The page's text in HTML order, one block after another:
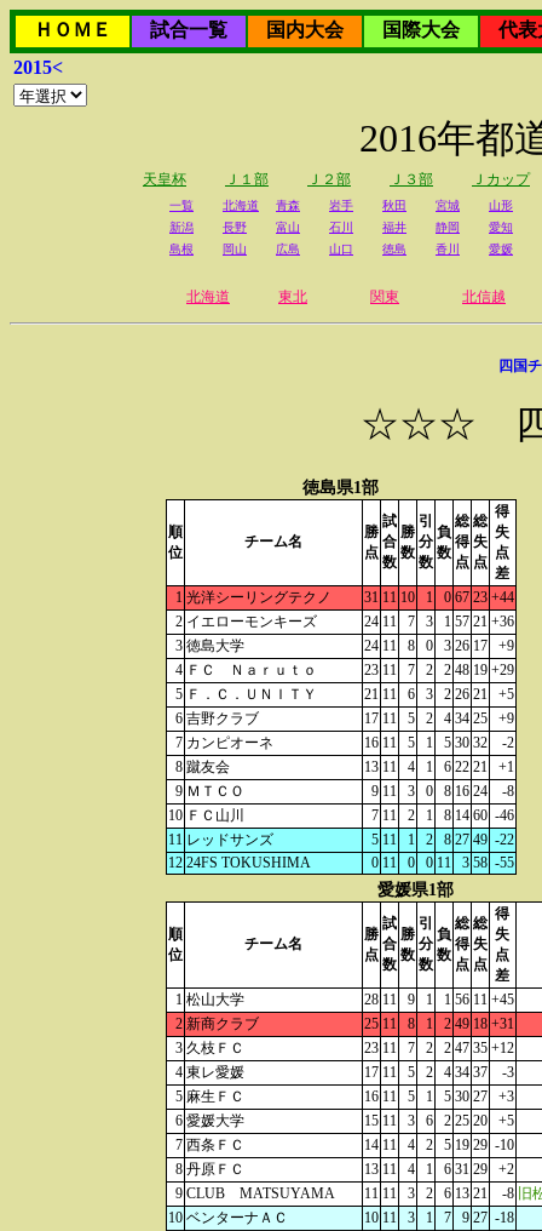
ＨＯＭＥ 試合一覧 国内大会 国際大会
代表
2015<
2016年都
天皇杯 Ｊ１部 Ｊ２部 Ｊ３部 Ｊカップ
一覧 北海道 青森 岩手 秋田 宮城
山形
新潟
長野 富山 石川 福井 静岡
愛知
島根
岡山 広島 山口 徳島 香川 愛媛
北海道 東北 関東 北信越
四国
☆☆☆
徳島県1部
順
位
チーム名
勝
点
試
合
数
勝
数
引
分
数
負
数
総
得
点
総
失
点
得
失
点
差
1 光洋シーリングテクノ 31 11 10 1 0 67 23 +44
2 イエローモンキーズ 24 11 7 3 1 57 21 +36
3 徳島大学 24 11 8 0 3 26 17
+9
4 ＦＣ Ｎａｒｕｔｏ 23 11 7 2 2 48 19 +29
5 Ｆ．Ｃ．ＵＮＩＴＹ 21 11 6 3 2 26 21
+5
6 吉野クラブ 17 11 5 2 4 34 25
+9
7 カンピオーネ 16 11 5 1 5 30 32
-2
8 蹴友会 13 11 4 1 6 22 21
+1
9 ＭＴＣＯ 9 11 3 0 8 16 24
-8
10 ＦＣ山川 7 11 2 1 8 14 60 -46
11 レッドサンズ 5 11 1 2 8 27 49 -22
12 24FS TOKUSHIMA 0 11 0 0 11 3 58 -55
愛媛県1部
順
位
チーム名
勝
点
試
合
数
勝
数
引
分
数
負
数
総
得
点
総
失
点
得
失
点
差
1 松山大学 28 11 9 1 1 56 11 +45
2 新商クラブ 25 11 8 1 2 49 18 +31
3 久枝ＦＣ 23 11 7 2 2 47 35 +12
4 東レ愛媛 17 11 5 2 4 34 37
-3
5 麻生ＦＣ 16 11 5 1 5 30 27
+3
6 愛媛大学 15 11 3 6 2 25 20
+5
7 西条ＦＣ 14 11 4 2 5 19 29 -10
8 丹原ＦＣ 13 11 4 1 6 31 29
+2
9 CLUB MATSUYAMA 11 11 3 2 6 13 21 -8
旧
10 ベンターナＡＣ 10 11 3 1 7 9 27 -18